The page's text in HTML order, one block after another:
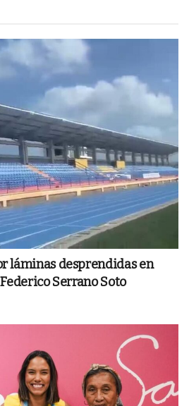
láminas desprendidas en
Serrano Soto